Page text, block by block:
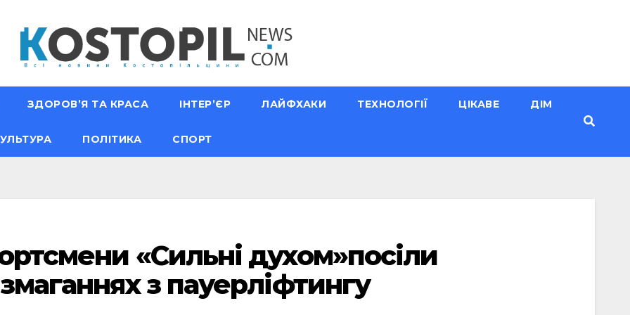
ЗДОРОВ’Я ТА КРАСА ІНТЕР’ЄР ЛАЙФХАКИ ТЕХНОЛОГІЇ ЦІКАВЕ ДІМ
ПОЛІТИКА СПОРТ
«Сильні духом»посіли
з пауерліфтингу